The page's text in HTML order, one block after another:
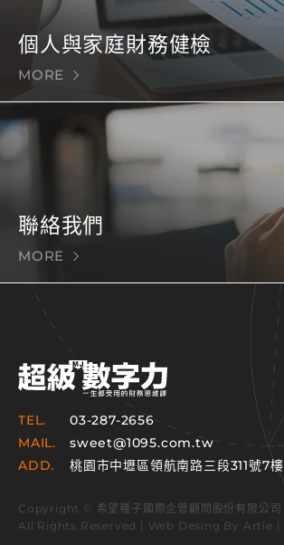
個人與家庭財務健檢
MORE
聯絡我們
MORE
TEL.
03-287-2656
MAIL.
sweet@1095.com.tw
ADD.
桃園市中壢區領航南路三段311號7樓
Copyright © 希望種子國際企管顧問股份有限公司
All Rights Reserved | Web Desing By Artie |